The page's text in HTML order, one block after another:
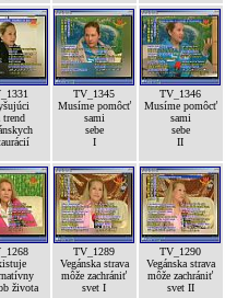
trend
TV_1345
Musíme pomôcť
sami
sebe
I
TV_1346
Musíme pomôcť
sami
sebe
II
života
TV_1289
Vegánska strava
môže zachrániť
svet I
TV_1290
Vegánska strava
môže zachrániť
svet II